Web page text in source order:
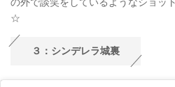
☆
３：シンデレラ城裏